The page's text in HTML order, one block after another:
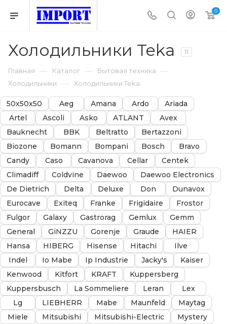
0
Холодильники Teka 11
Главная — Каталог — Бытовая техника —
Холодильники — Холодильники Teka
50х50х50 Aeg Amana Ardo
Ariada
Artel
Ascoli Asko ATLANT
Avex
Bauknecht
BBK Beltratto
Bertazzoni
Biozone
Bomann Bompani Bosch
Bravo
Candy
Caso Cavanova Cellar
Centek
Climadiff
Coldvine Daewoo
Daewoo Electronics
De Dietrich
Delta Deluxe Don
Dunavox
Eurocave
Exiteq Franke Frigidaire
Frostor
Fulgor
Galaxy Gastrorag Gemlux
Gemm
General
GiNZZU Gorenje Graude
HAIER
Hansa
HIBERG Hisense Hitachi
Ilve
Indel
Io Mabe Ip Industrie Jacky's
Kaiser
Kenwood
Kitfort KRAFT
Kuppersberg
Kuppersbusch
La Sommeliere Leran
Lex
Lg
LIEBHERR Mabe Maunfeld
Maytag
Miele
Mitsubishi Mitsubishi-Electric
Mystery